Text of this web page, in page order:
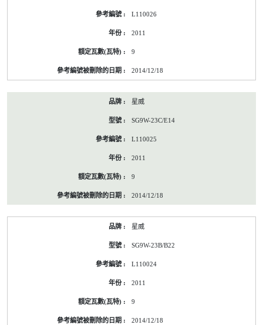
L110026
2011
9
2014/12/18
星威
SG9W-23C/E14
L110025
2011
9
2014/12/18
星威
SG9W-23B/B22
L110024
2011
9
2014/12/18